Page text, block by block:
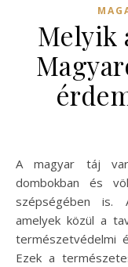
Melyik
A magyar táj varázslatos sokszínűsége nemcsak a
dombokban és
szépségében is.
amelyek közül a
természetvédelmi
Ezek a